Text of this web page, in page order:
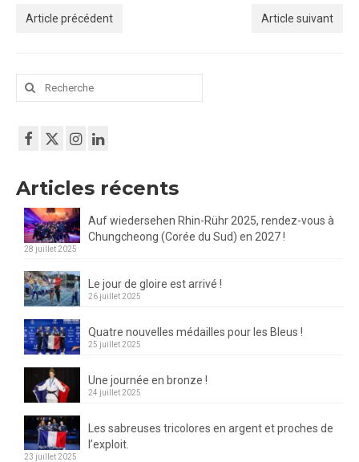
Article précédent Article suivant
Rechercher
Articles récents
Auf wiedersehen Rhin-Rühr 2025, rendez-vous à
Chungcheong (Corée du Sud) en 2027 !
28 juillet 2025
Le jour de gloire est arrivé !
26 juillet 2025
Quatre nouvelles médailles pour les Bleus !
25 juillet 2025
Une journée en bronze !
24 juillet 2025
Les sabreuses tricolores en argent et proches de
l’exploit.
23 juillet 2025